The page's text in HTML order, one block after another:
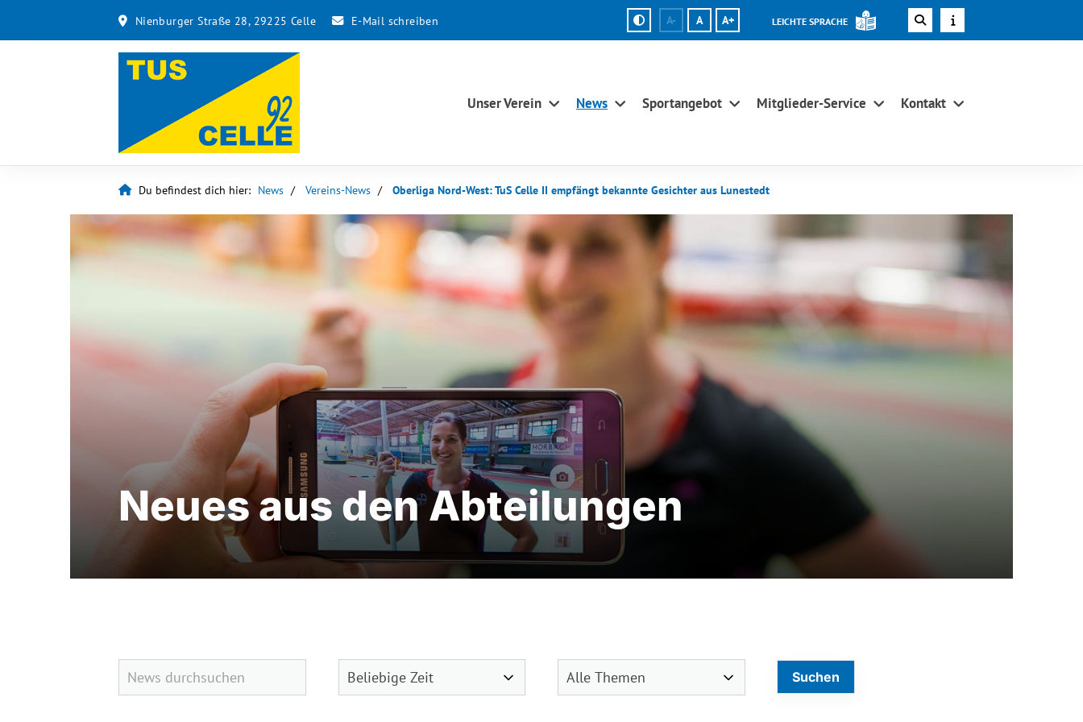
Nienburger Straße 28, 29225 Celle E-Mail schreiben A- A A+ LEICHTE SPRACHE
Unser Verein News Sportangebot Mitglieder-Service Kontakt
Du befindest dich hier: News Vereins-News Oberliga Nord-West: TuS Celle II empfängt bekannte Gesichter aus Lunestedt
Neues aus den Abteilungen